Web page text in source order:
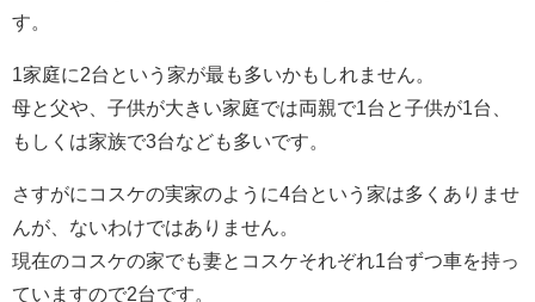
す。
1家庭に2台という家が最も多いかもしれません。
母と父や、子供が大きい家庭では両親で1台と子供が1台、
もしくは家族で3台なども多いです。
さすがにコスケの実家のように4台という家は多くありませ
んが、ないわけではありません。
現在のコスケの家でも妻とコスケそれぞれ1台ずつ車を持っ
ていますので2台です。